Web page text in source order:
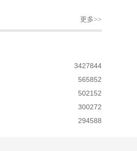
更多>>
3427844
565852
502152
300272
294588